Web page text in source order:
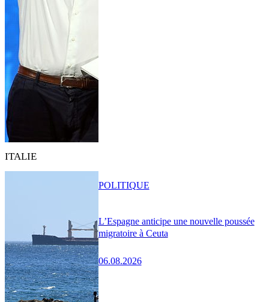
ITALIE
L’Espagne anticipe une nouvelle poussée
migratoire à Ceuta
06.08.2026
POLITIQUE